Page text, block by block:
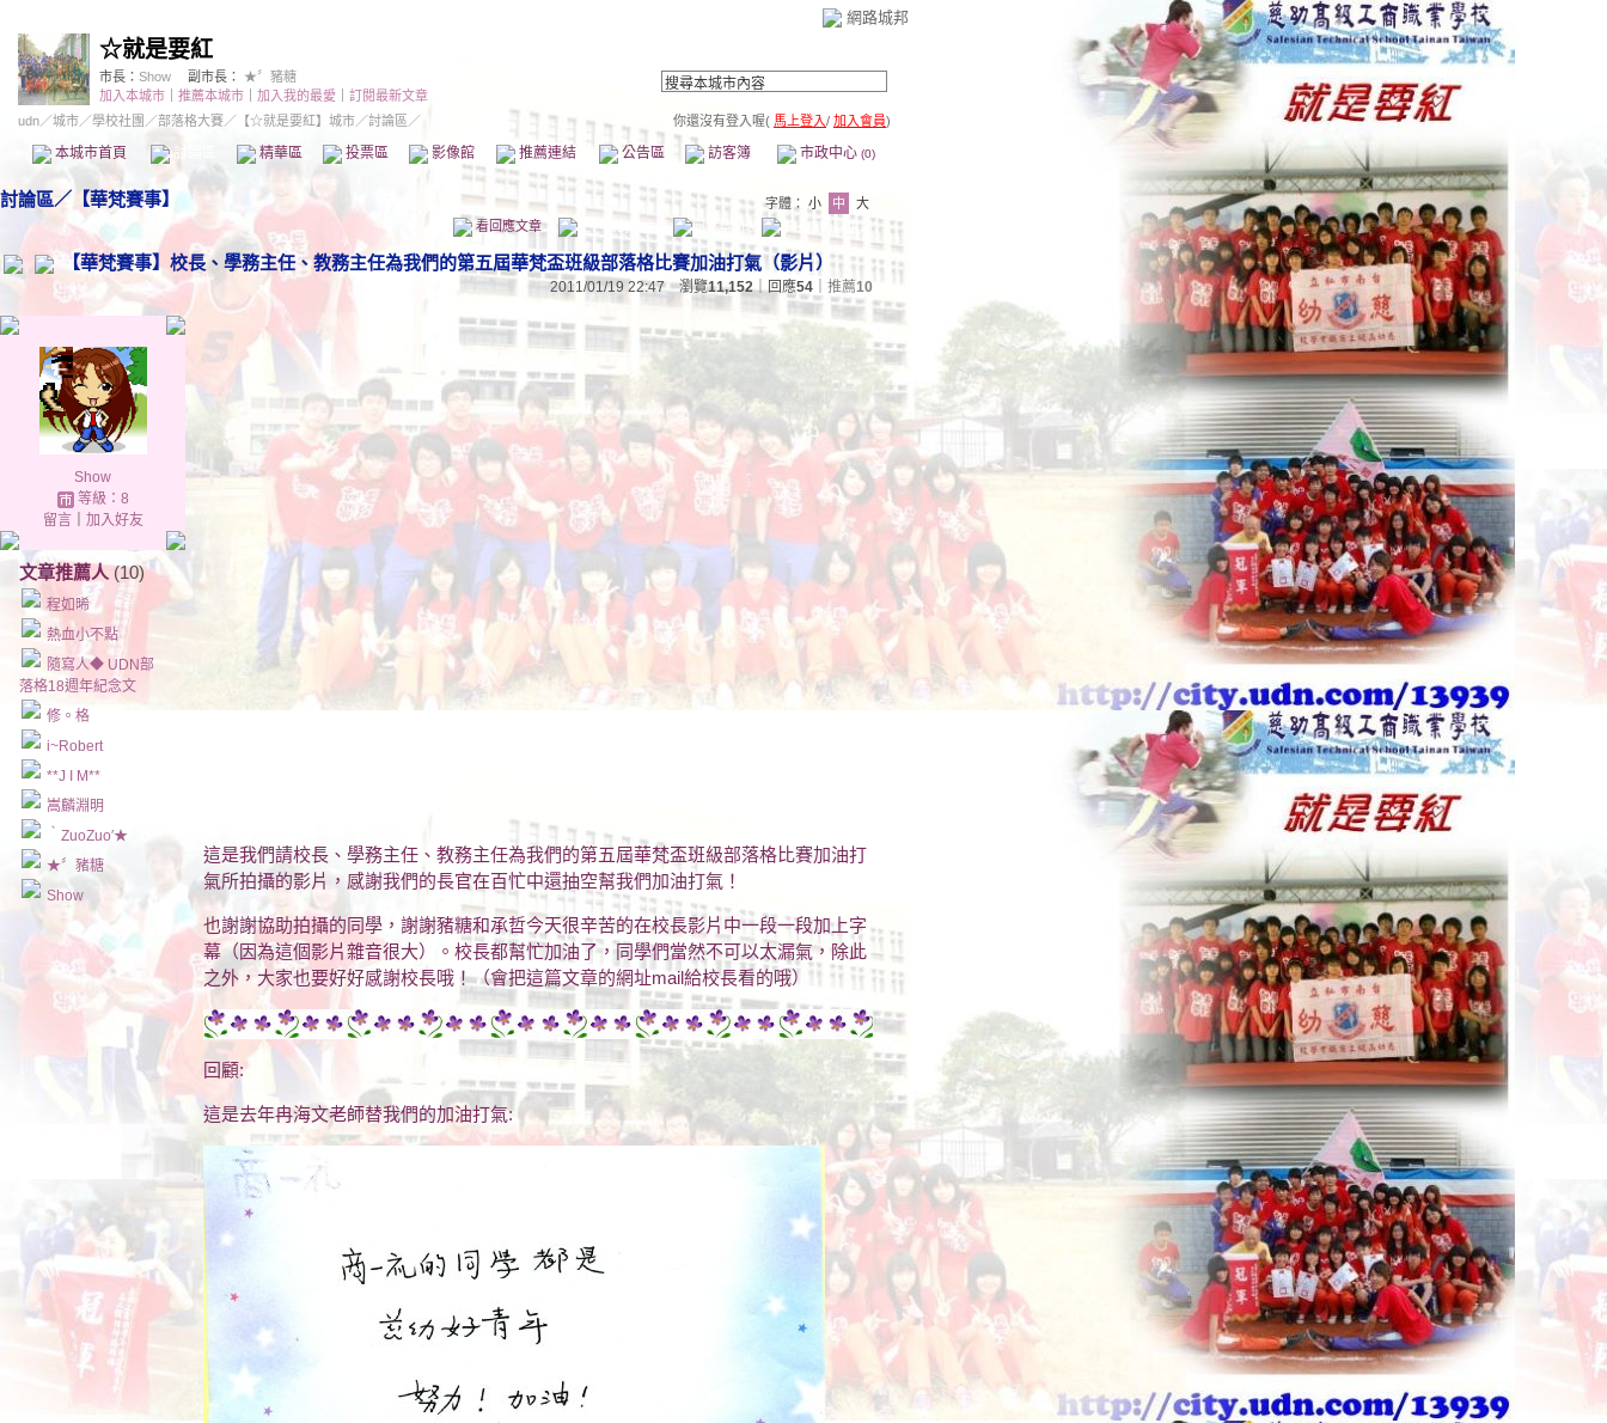
網路城邦
☆就是要紅
市長： Show 副市長：
★〞豬糖
加入本城市
推薦本城市 加入我的最愛
訂閱最新文章
udn／城市／學校社團 ／部落格大賽／ 【☆就是要紅】城市／討論區／ 你還沒有登入喔( 馬上登入/ 加入會員)
本城市首頁 討論區 精華區 投票區 影像館 推薦連結 公告區 訪客簿 市政中心 (0)
討論區／ 【華梵賽事】 字體： 小 中
大
看回應文章
【華梵賽事】校長、學務主任、教務主任為我們的第五屆華梵盃班級部落格比賽加油打氣（影片）
2011/01/19 22:47 瀏覽11,152｜回應54 推薦10
Show
等級：8
留言｜ 加入好友
文章推薦人(10)
程如晞
熱血小不點
隨寫人◆ UDN部
落格18週年紀念文
修。格
i~Robert
**J I M**
嵩麟淵明
‵ZuoZuo′★
★〞豬糖
Show
這是我們請校長、學務主任、教務主任為我們的第五屆華梵盃班級部落格比賽加油打
氣所拍攝的影片，感謝我們的長官在百忙中還抽空幫我們加油打氣！
也謝謝協助拍攝的同學，謝謝豬糖和承哲今天很辛苦的在校長影片中一段一段加上字
幕（因為這個影片雜音很大）。校長都幫忙加油了，同學們當然不可以太漏氣，除此
之外，大家也要好好感謝校長哦！（會把這篇文章的網址mail給校長看的哦）
回顧:
這是去年冉海文老師替我們的加油打氣: